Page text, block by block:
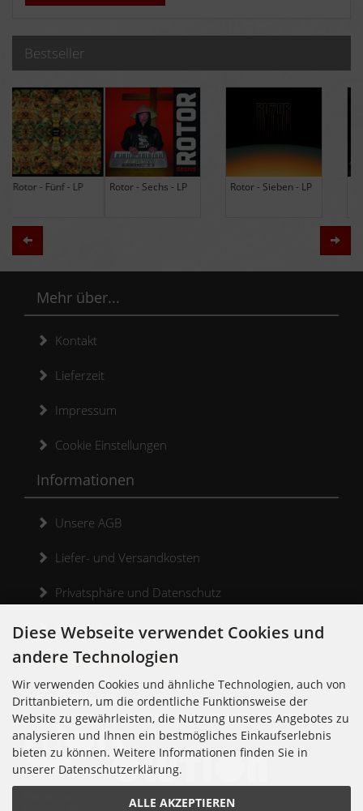
Bestseller
Rotor - Sechs - LP Rotor - Sieben - LP
Hodja - The Band -
Zurück
Mehr über...
Kontakt
Lieferzeit
Impressum
Cookie Einstellungen
Informationen
Unsere AGB
Liefer- und Versandkosten
Privatsphäre und Datenschutz
Widerrufsrecht
Widerrufsformular
Kontakt
Diese Webseite verwendet Cookies und
andere Technologien
Wir verwenden Cookies und ähnliche Technologien, auch von
Drittanbietern, um die ordentliche Funktionsweise der
Website zu gewährleisten, die Nutzung unseres Angebotes zu
analysieren und Ihnen ein bestmögliches Einkaufserlebnis
bieten zu können. Weitere Informationen finden Sie in
unserer Datenschutzerklärung.
ALLE AKZEPTIEREN